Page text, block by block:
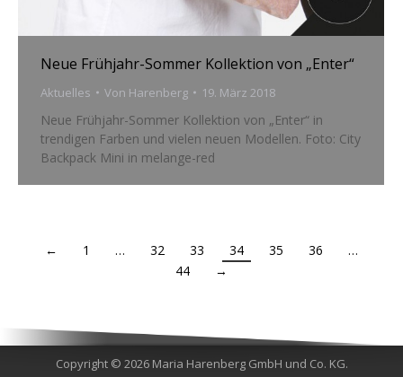
Neue Frühjahr-Sommer Kollektion von „Enter“
Aktuelles Von Harenberg 19. März 2018
Neue Frühjahr-Sommer Kollektion von „Enter“ in
trendigen Farben und vielen neuen Modellen. Foto: City
Backpack Mini in melange-red
← 1 … 32 33 34 35 36
…
44
→
Copyright © 2026 Maria Harenberg GmbH und Co. KG.